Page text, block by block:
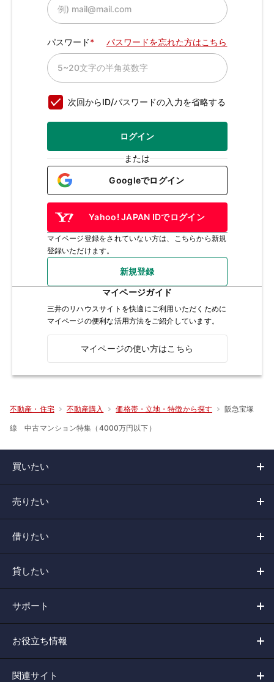
パスワード パスワードを忘れた方はこちら
次回からID/パスワードの入力を省略する
ログイン
または
Googleでログイン
Yahoo! JAPAN IDでログイン
マイページ登録をされていない方は、こちらから新規
登録いただけます。
新規登録
マイページガイド
三井のリハウスサイトを快適にご利用いただくために
マイページの便利な活用方法をご紹介しています。
マイページの使い方はこちら
不動産・住宅 不動産購入 価格帯・立地・特徴から探す 阪急宝塚
線 中古マンション特集（4000万円以下）
買いたい
売りたい
借りたい
貸したい
サポート
お役立ち情報
関連サイト